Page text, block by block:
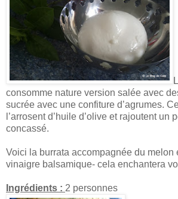
consomme nature version salée avec
sucrée avec une confiture d’agrumes.
l’arrosent d’huile d’olive et rajoutent un
concassé.
Voici la burrata accompagnée du melon
vinaigre balsamique- cela enchantera
Ingrédients : 2 personnes